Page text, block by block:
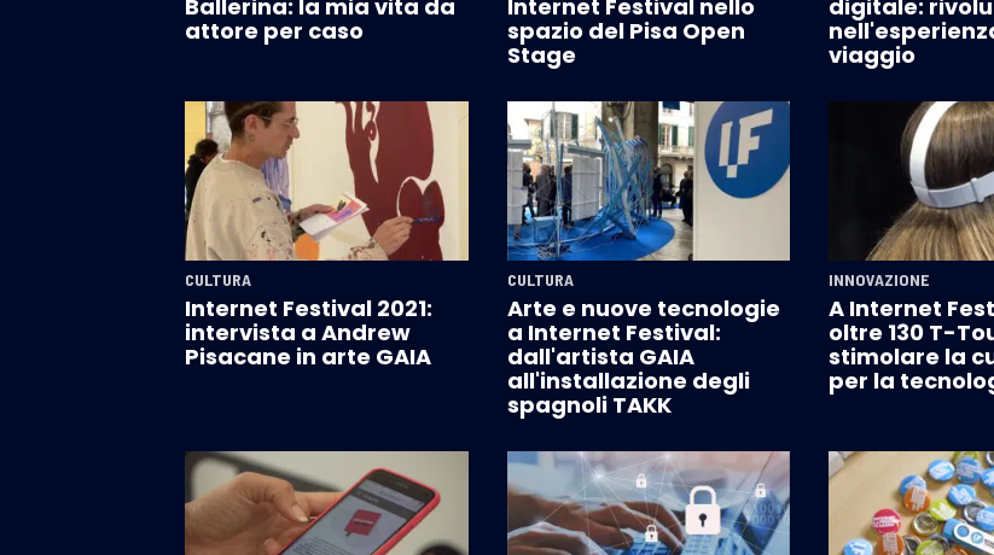
Ballerina: la mia vita da
attore per caso
Internet Festival nello
spazio del Pisa Open
Stage
digitale:
viaggio
CULTURA
Internet Festival 2021:
intervista a Andrew
Pisacane in arte GAIA
CULTURA
Arte e nuove tecnologie
a Internet Festival:
dall'artista GAIA
all'installazione degli
spagnoli TAKK
INNOVAZIONE
A Internet
oltre 130 T-
stimolare la
per la